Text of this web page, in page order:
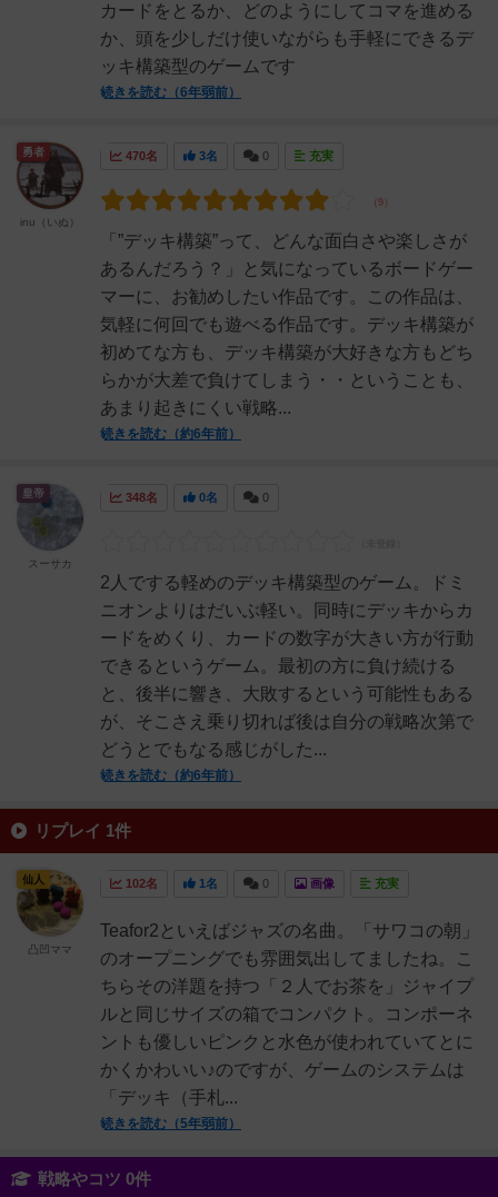
カードをとるか、どのようにしてコマを進める
か、頭を少しだけ使いながらも手軽にできるデ
ッキ構築型のゲームです
続きを読む（6年弱前）
470名 3名 0 充実
「”デッキ構築”って、どんな面白さや楽しさが
あるんだろう？」と気になっているボードゲー
マーに、お勧めしたい作品です。この作品は、
気軽に何回でも遊べる作品です。デッキ構築が
初めてな方も、デッキ構築が大好きな方もどち
らかが大差で負けてしまう・・ということも、
あまり起きにくい戦略...
続きを読む（約6年前）
勇者
inu（いぬ）
348名 0名 0
2人でする軽めのデッキ構築型のゲーム。ドミ
ニオンよりはだいぶ軽い。同時にデッキからカ
ードをめくり、カードの数字が大きい方が行動
できるというゲーム。最初の方に負け続ける
と、後半に響き、大敗するという可能性もある
が、そこさえ乗り切れば後は自分の戦略次第で
どうとでもなる感じがした...
続きを読む（約6年前）
皇帝
スーサカ
リプレイ 1件
102名 1名 0 画像 充実
Teafor2といえばジャズの名曲。「サワコの朝」
のオープニングでも雰囲気出してましたね。こ
ちらその洋題を持つ「２人でお茶を」ジャイプ
ルと同じサイズの箱でコンパクト。コンポーネ
ントも優しいピンクと水色が使われていてとに
かくかわいい♪のですが、ゲームのシステムは
「デッキ（手札...
続きを読む（5年弱前）
仙人
凸凹ママ
戦略やコツ 0件